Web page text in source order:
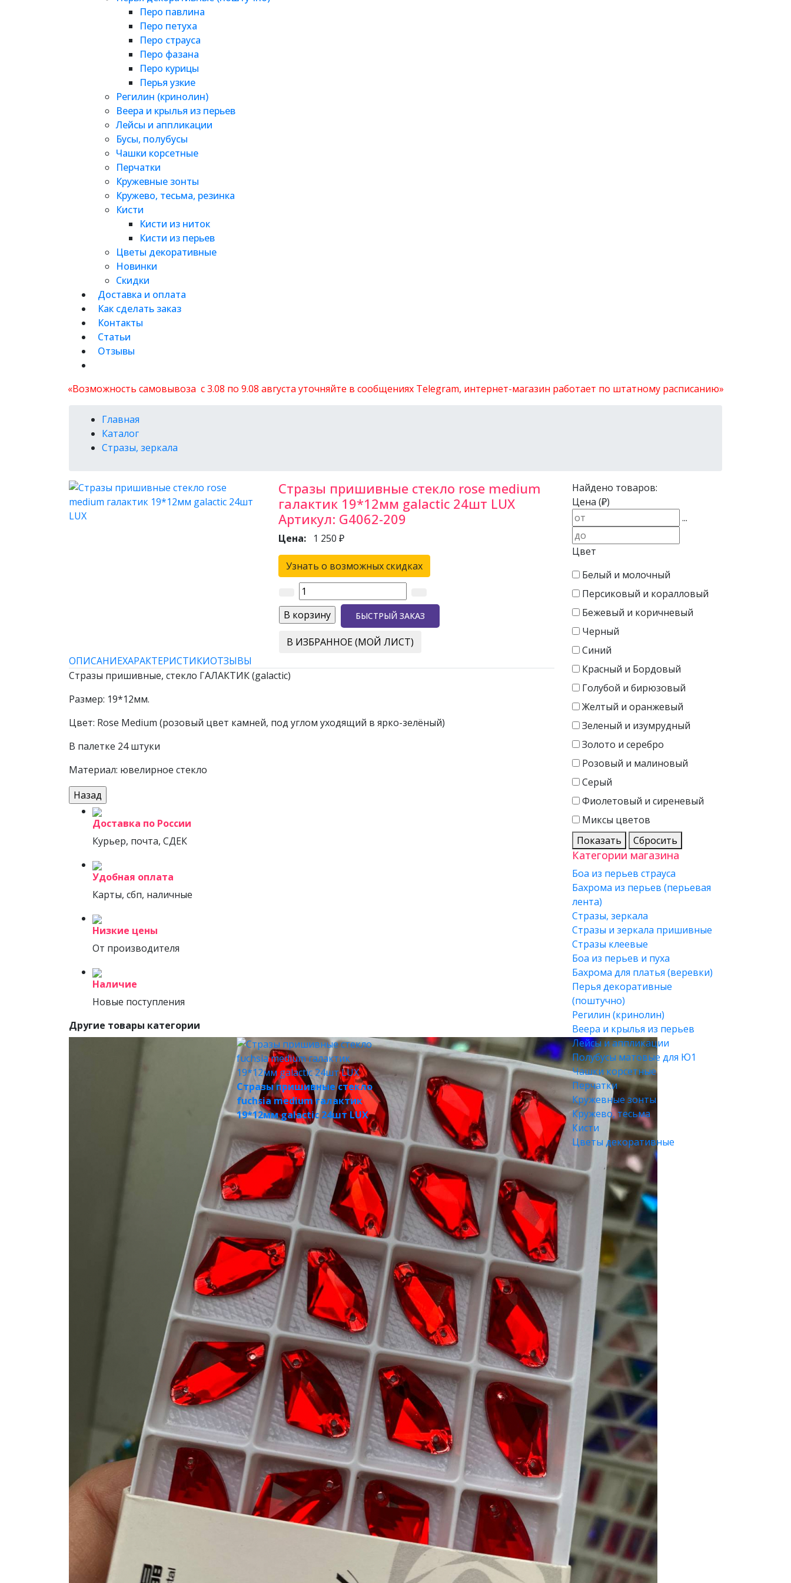
Перо павлина
Перо петуха
Перо страуса
Перо фазана
Перо курицы
Перья узкие
Регилин (кринолин)
Веера и крылья из перьев
Лейсы и аппликации
Бусы, полубусы
Чашки корсетные
Перчатки
Кружевные зонты
Кружево, тесьма, резинка
Кисти
Кисти из ниток
Кисти из перьев
Цветы декоративные
Новинки
Скидки
Доставка и оплата
Как сделать заказ
Контакты
Статьи
Отзывы
«Возможность самовывоза с 3.08 по 9.08 августа уточняйте в сообщениях Telegram, интернет-магазин работает по штатному расписанию»
Главная
Каталог
Стразы, зеркала
Стразы пришивные стекло rose medium
галактик 19*12мм galactic 24шт LUX
Артикул: G4062-209
Цена: 1 250 ₽
Узнать о возможных скидках
БЫСТРЫЙ ЗАКАЗ
В ИЗБРАННОЕ (МОЙ ЛИСТ)
ОПИСАНИЕХАРАКТЕРИСТИКИОТЗЫВЫ
Стразы пришивные, стекло ГАЛАКТИК (galactic)
Размер: 19*12мм.
Цвет: Rose Medium (розовый цвет камней, под углом уходящий в ярко-зелёный)
В палетке 24 штуки
Материал: ювелирное стекло
Доставка по России
Курьер, почта, СДЕК
Удобная оплата
Карты, сбп, наличные
Низкие цены
От производителя
Наличие
Новые поступления
Другие товары категории
Стразы пришивные стекло
fuchsia medium галактик
19*12мм galactic 24шт LUX
Найдено товаров:
Цена (₽)
...
Цвет
Белый и молочный
Персиковый и коралловый
Бежевый и коричневый
Черный
Синий
Красный и Бордовый
Голубой и бирюзовый
Желтый и оранжевый
Зеленый и изумрудный
Золото и серебро
Розовый и малиновый
Серый
Фиолетовый и сиреневый
Миксы цветов
Показать
Сбросить
Категории магазина
Боа из перьев страуса
Бахрома из перьев (перьевая
лента)
Стразы, зеркала
Стразы и зеркала пришивные
Стразы клеевые
Боа из перьев и пуха
Бахрома для платья (веревки)
Перья декоративные
(поштучно)
Регилин (кринолин)
Веера и крылья из перьев
Лейсы и аппликации
Полубусы матовые для Ю1
Чашки корсетные
Перчатки
Кружевные зонты
Кружево, тесьма
Кисти
Цветы декоративные